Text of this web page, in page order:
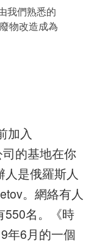
我們熟悉的
物改造成為
加入
的基地在你
是俄羅斯人
。網絡有人
550名。《時
年6月的一個